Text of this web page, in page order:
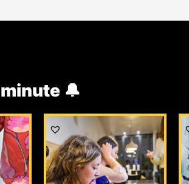
🔔